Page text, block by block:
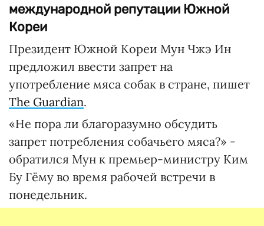
международной репутации Южной
Кореи
Президент Южной Кореи Мун Чжэ Ин
предложил ввести запрет на
употребление мяса собак в стране, пишет
The Guardian.
«Не пора ли благоразумно обсудить
запрет потребления собачьего мяса?» -
обратился Мун к премьер-министру Ким
Бу Гёму во время рабочей встречи в
понедельник.